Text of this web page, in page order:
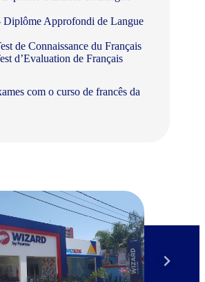
Approfondi de Langue
de Connaissance du Français
d’Evaluation de Français
com o curso de francês da